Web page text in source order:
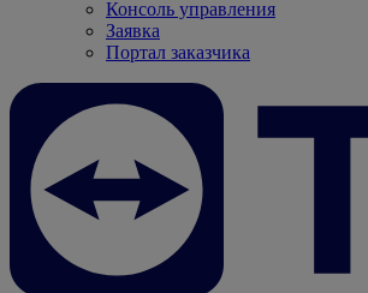
Консоль управления
Заявка
Портал заказчика